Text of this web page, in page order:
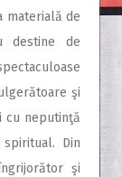
materială de
destine de
şi
cu neputinţă
Din
şi